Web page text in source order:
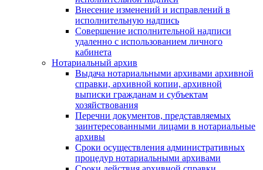
Внесение изменений и исправлений в
исполнительную надпись
Совершение исполнительной надписи
удаленно с использованием личного
кабинета
Нотариальный архив
Выдача нотариальными архивами архивной
справки, архивной копии, архивной
выписки гражданам и субъектам
хозяйствования
Перечни документов, представляемых
заинтересованными лицами в нотариальные
архивы
Сроки осуществления административных
процедур нотариальными архивами